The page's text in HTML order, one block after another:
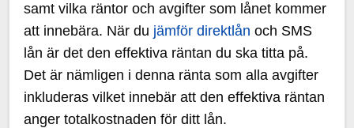
samt vilka räntor och avgifter som lånet kommer
att innebära. När du jämför direktlån och SMS
lån är det den effektiva räntan du ska titta på.
Det är nämligen i denna ränta som alla avgifter
inkluderas vilket innebär att den effektiva räntan
anger totalkostnaden för ditt lån.